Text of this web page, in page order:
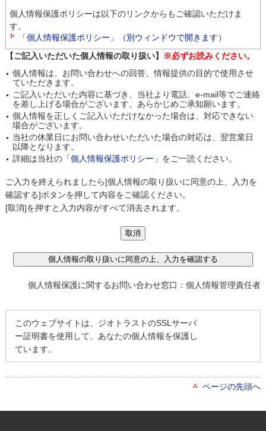
個人情報保護ポリシーは以下のリンクからもご確認いただけま
す。
「個人情報保護ポリシー」（別ウィンドウで開きます）
【ご記入いただいた個人情報の取り扱い】
※必ずお読みください。
個人情報は、お問い合わせへの回答、情報提供の目的で使用させ
ていただきます。
ご記入いただいた内容に基づき、当社より電話、e-mail等でご連絡
を差し上げる場合がございます。あらかじめご承知願います。
個人情報を正しくご記入いただけなかった場合は、対応できない
場合がございます。
当社の休業日にお問い合わせいただいた場合の対応は、翌営業日
以降となります。
詳細は当社の「個人情報保護ポリシー 」をご一読ください。
ご入力を終えられましたら[個人情報の取り扱いに同意の上、入力を
確認する]ボタンを押して内容をご確認ください。
[取消]を押すと入力内容がすべて消去されます。
個人情報保護に関するお問い合わせ窓口：個人情報管理責任者
このウェブサイトは、ジオトラストのSSLサーバ
ー証明書を使用して、あなたの個人情報を保護し
ています。
ページの先頭へ